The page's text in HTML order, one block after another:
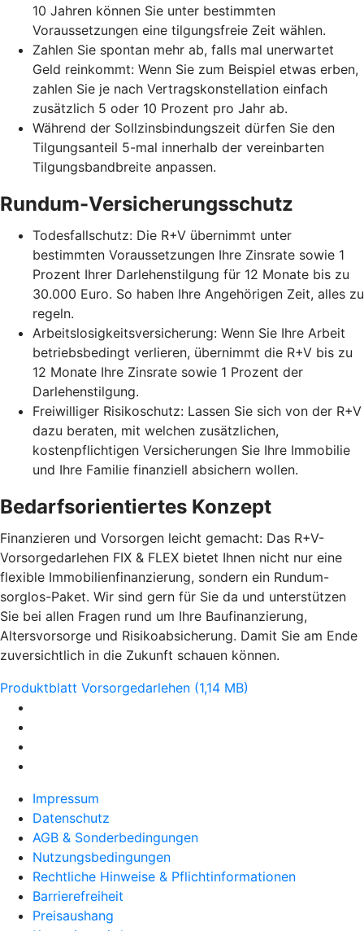
10 Jahren können Sie unter bestimmten
Voraussetzungen eine tilgungsfreie Zeit wählen.
Zahlen Sie spontan mehr ab, falls mal unerwartet
Geld reinkommt: Wenn Sie zum Beispiel etwas erben,
zahlen Sie je nach Vertragskonstellation einfach
zusätzlich 5 oder 10 Prozent pro Jahr ab.
Während der Sollzinsbindungszeit dürfen Sie den
Tilgungsanteil 5-mal innerhalb der vereinbarten
Tilgungsbandbreite anpassen.
Rundum-Versicherungsschutz
Todesfallschutz: Die R+V übernimmt unter
bestimmten Voraussetzungen Ihre Zinsrate sowie 1
Prozent Ihrer Darlehenstilgung für 12 Monate bis zu
30.000 Euro. So haben Ihre Angehörigen Zeit, alles zu
regeln.
Arbeitslosigkeitsversicherung: Wenn Sie Ihre Arbeit
betriebsbedingt verlieren, übernimmt die R+V bis zu
12 Monate Ihre Zinsrate sowie 1 Prozent der
Darlehenstilgung.
Freiwilliger Risikoschutz: Lassen Sie sich von der R+V
dazu beraten, mit welchen zusätzlichen,
kostenpflichtigen Versicherungen Sie Ihre Immobilie
und Ihre Familie finanziell absichern wollen.
Bedarfsorientiertes Konzept
Finanzieren und Vorsorgen leicht gemacht: Das R+V-
Vorsorgedarlehen FIX & FLEX bietet Ihnen nicht nur eine
flexible Immobilienfinanzierung, sondern ein Rundum-
sorglos-Paket. Wir sind gern für Sie da und unterstützen
Sie bei allen Fragen rund um Ihre Baufinanzierung,
Altersvorsorge und Risikoabsicherung. Damit Sie am Ende
zuversichtlich in die Zukunft schauen können.
Produktblatt Vorsorgedarlehen (1,14 MB)
Impressum
Datenschutz
AGB & Sonderbedingungen
Nutzungsbedingungen
Rechtliche Hinweise & Pflichtinformationen
Barrierefreiheit
Preisaushang